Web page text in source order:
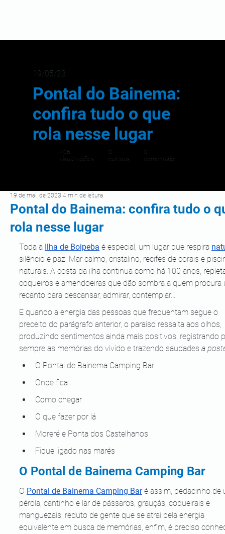
406
visualizações
0
curtidas
0
comentário
Pontal do Bainema:
confira tudo o que
rola nesse lugar
19/05/23
Pontal do Bainema: confira tudo o
rola nesse lugar
19 de mai. de 2023 4 min de leitura
Toda a Ilha de Boipeba é especial, um lugar que respira
silêncio e paz. Mar calmo, cristalino, recifes de corais e
naturais. A costa da ilha continua como há 100 anos,
coqueiros e amendoeiras que dão sombra a quem
recanto para descansar, admirar, contemplar…
E quando a energia das pessoas que frequentam segue o
preceito do parágrafo anterior, o paraíso ressalta aos olhos,
produzindo sentimentos ainda mais positivos, registrando
sempre as memórias do vivido e trazendo saudades a
O Pontal de Bainema Camping Bar
Onde fica
Como chegar
O que fazer por lá
Moreré e Ponta dos Castelhanos
Fique ligado nas marés
O Pontal de Bainema Camping Bar
O Pontal de Bainema Camping Bar é assim, pedacinho de
pérola, cantinho e lar de pássaros, grauçás, coqueirais e
manguezais, reduto de gente que se atrai pela energia
equivalente em busca de memórias, enfim, é preciso